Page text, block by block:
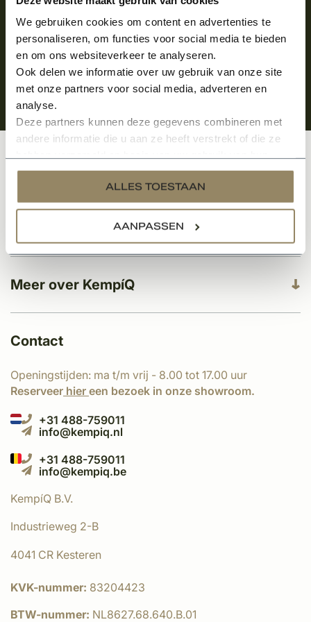
We gebruiken cookies om content en advertenties te
personaliseren, om functies voor social media te bieden
en om ons websiteverkeer te analyseren.
Ook delen we informatie over uw gebruik van onze site
met onze partners voor social media, adverteren en
analyse.
Deze partners kunnen deze gegevens combineren met
andere informatie die u aan ze heeft verstrekt of die ze
services.
ALLES TOESTAAN
AANPASSEN
Meer over KempíQ
Klantenservice
Contact
Openingstijden: ma t/m vrij - 8.00 tot 17.00 uur
Reserveer hier een bezoek in onze showroom.
+31 488-759011
info@kempiq.nl
+31 488-759011
info@kempiq.be
KempíQ B.V.
Industrieweg 2-B
4041 CR Kesteren
KVK-nummer: 83204423
BTW-nummer: NL8627.68.640.B.01